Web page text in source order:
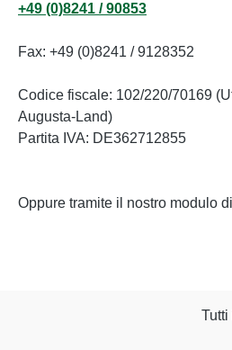
+49 (0)8241 / 90853
Fax: +49 (0)8241 / 9128352
Codice fiscale: 102/220/70169
Augusta-Land)
Partita IVA: DE362712855
Oppure tramite il nostro modulo
Tutti